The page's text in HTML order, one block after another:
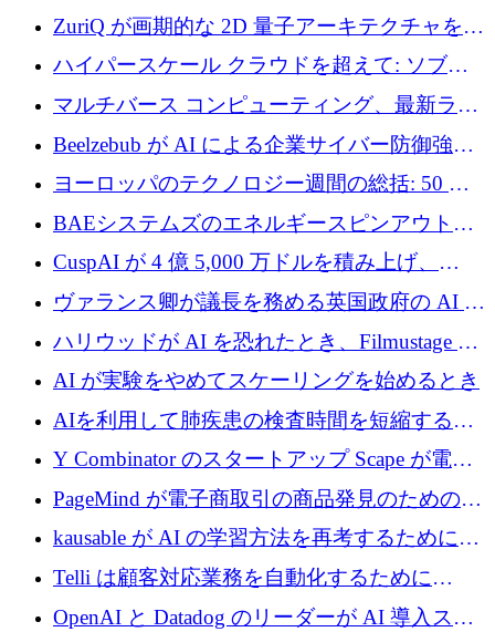
規模拡大に向けて 400 万ポンド以上を確保
ZuriQ が画期的な 2D 量子アーキテクチャを拡
張するために 2,550 万ドルを調達
ハイパースケール クラウドを超えて: ソブリ
ン コンピューティングに対する DFINITY の
ビジョン
マルチバース コンピューティング、最新ラウ
ンドで最大 5 億 7,000 万ドルを目標
Beelzebub が AI による企業サイバー防御強化
のために 300 万ユーロを調達
ヨーロッパのテクノロジー週間の総括: 50 以
上の取引に 10 億ユーロ以上を投資
BAEシステムズのエネルギースピンアウト原
子力タービンが1500万ポンドの資金調達でス
テルスから浮上
CuspAI が 4 億 5,000 万ドルを積み上げ、
Resist.UA が 5,000 万ユーロの基金を立ち上
げ、DSIT が廃止される
ヴァランス卿が議長を務める英国政府の AI タ
スクフォースが発足
ハリウッドが AI を恐れたとき、Filmustage は
代わりにプリプロダクションに賭けました
AI が実験をやめてスケーリングを始めるとき
AIを利用して肺疾患の検査時間を短縮する英
国のヘルステック挑戦者が1900万ドルを獲得
Y Combinator のスタートアップ Scape が電子
メールを再考するために 320 万ドルを調達し
てステルスから浮上
PageMind が電子商取引の商品発見のための
AI を拡張するために 120 万ユーロを調達
kausable が AI の学習方法を再考するために
1,200 万ユーロを調達
Telli は顧客対応業務を自動化するために
1,500 万ドルのシードを確保
OpenAI と Datadog のリーダーが AI 導入スタ